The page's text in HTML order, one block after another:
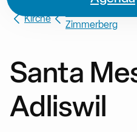
Kirche
Zimmerberg
Santa
Adliswil